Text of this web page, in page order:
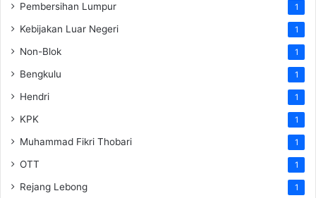
Pembersihan Lumpur 1
Kebijakan Luar Negeri 1
Non-Blok 1
Bengkulu 1
Hendri 1
KPK 1
Muhammad Fikri Thobari 1
OTT 1
Rejang Lebong 1